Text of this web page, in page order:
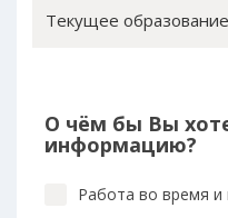
Текущее образование
О чём бы Вы
информацию?
Работа во время и